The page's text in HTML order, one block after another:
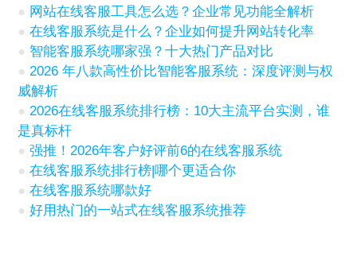
网站在线客服工具怎么选？企业常见功能全解析
在线客服系统是什么？企业如何提升网站转化率
智能客服系统哪家强？十大热门产品对比
2026 年八款高性价比智能客服系统：深度评测与权
威解析
2026在线客服系统排行榜：10大主流平台实测，谁
是真标杆
强推！2026年客户好评前6的在线客服系统
在线客服系统排行榜|哪个更适合你
在线客服系统哪款好
好用热门的一站式在线客服系统推荐